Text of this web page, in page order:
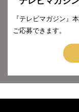
『テレビマガジン』
ご応募できます。